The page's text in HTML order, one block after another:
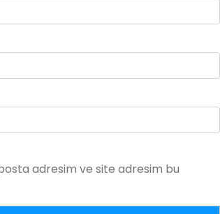
adresim ve site adresim bu